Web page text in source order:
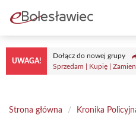
treści
UWAGA!
Dołącz do nowej grupy
Sprzedam | Kupię |
Strona główna / Kronika